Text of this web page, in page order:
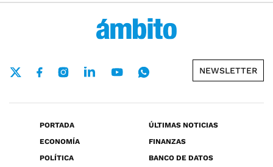
NEWSLETTER
PORTADA
ÚLTIMAS NOTICIAS
ECONOMÍA
FINANZAS
POLÍTICA
BANCO DE DATOS